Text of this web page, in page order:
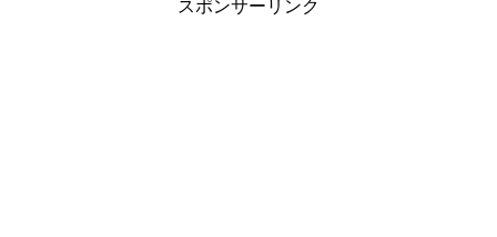
スポンサーリンク